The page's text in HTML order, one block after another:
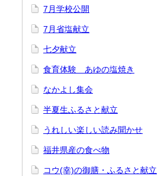
7月学校公開
7月省塩献立
七夕献立
食育体験 あゆの塩焼き
なかよし集会
半夏生ふるさと献立
うれしい楽しい読み聞かせ
福井県産の食べ物
コウ(幸)の御膳・ふるさと献立